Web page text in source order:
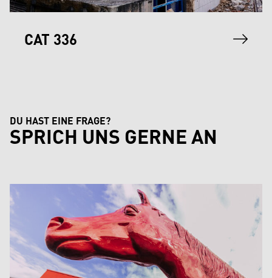
CAT 336
DU HAST EINE FRAGE?
SPRICH UNS GERNE AN